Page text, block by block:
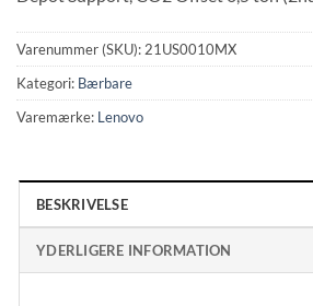
Varenummer (SKU): 21US0010MX
Kategori: Bærbare
Varemærke: Lenovo
BESKRIVELSE
YDERLIGERE INFORMATION